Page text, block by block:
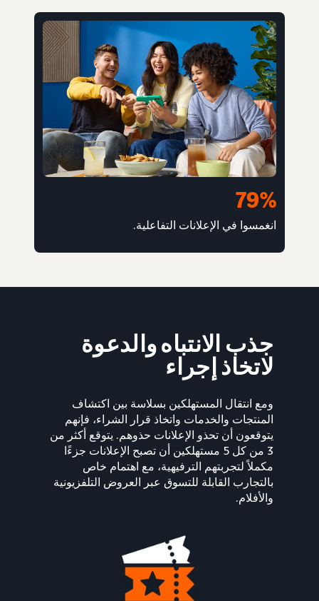
79%
انغمسوا في الإعلانات التفاعلية.
جذب الانتباه والدعوة
لاتخاذ إجراء
ومع انتقال المستهلكين بسلاسة بين اكتشاف
المنتجات والخدمات واتخاذ قرار الشراء، فإنهم
يتوقعون أن تحذو الإعلانات حذوهم. يتوقع أكثر من
3 من كل 5 مستهلكين أن تصبح الإعلانات جزءًا
مكملاً لتجربتهم الترفيهية، مع اهتمام خاص
بالتجارب القابلة للتسوق عبر العروض التلفزيونية
والأفلام.